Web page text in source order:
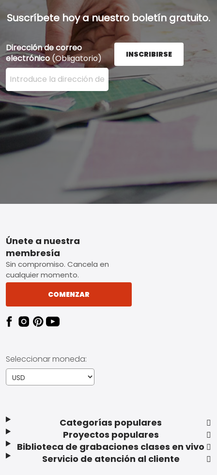
Suscríbete hoy a nuestro boletín gratuito.
Dirección de correo
electrónico (Obligatorio)
Ingrese su dirección de correo electrónico aquí y
INSCRIBIRSE
Footer
Categorías populares
Proyectos populares
Biblioteca de grabaciones clases en vivo
Servicio de atención al cliente
Únete a nuestra
membresía
Sin compromiso. Cancela en
cualquier momento.
COMENZAR
Seleccionar moneda: